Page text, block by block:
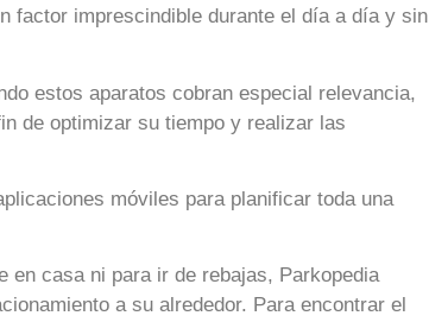
factor imprescindible durante el día a día y sin
estos aparatos cobran especial relevancia,
de optimizar su tiempo y realizar las
móviles para planificar toda una
en casa ni para ir de rebajas, Parkopedia
a su alrededor. Para encontrar el